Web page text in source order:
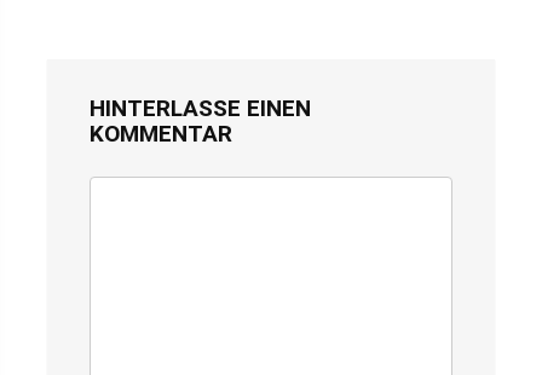
HINTERLASSE EINEN
KOMMENTAR